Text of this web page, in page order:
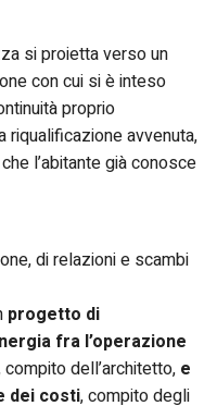
si proietta verso un
con cui si è inteso
proprio
avvenuta,
l’abitante già conosce
di relazioni e scambi
progetto di
fra l’operazione
compito dell’architetto, e
dei costi, compito degli